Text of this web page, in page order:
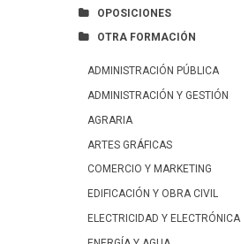
OPOSICIONES
OTRA FORMACIÓN
ADMINISTRACIÓN PÚBLICA
ADMINISTRACIÓN Y GESTIÓN
AGRARIA
ARTES GRÁFICAS
COMERCIO Y MARKETING
EDIFICACIÓN Y OBRA CIVIL
ELECTRICIDAD Y ELECTRÓNICA